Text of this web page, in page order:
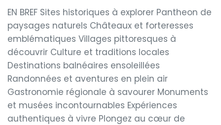
EN BREF Sites historiques à explorer Pantheon de
paysages naturels Châteaux et forteresses
emblématiques Villages pittoresques à
découvrir Culture et traditions locales
Destinations balnéaires ensoleillées
Randonnées et aventures en plein air
Gastronomie régionale à savourer Monuments
et musées incontournables Expériences
authentiques à vivre Plongez au cœur de